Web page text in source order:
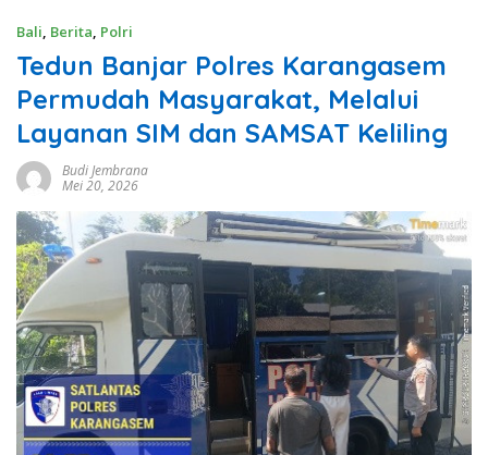
Bali, Berita, Polri
Tedun Banjar Polres Karangasem
Permudah Masyarakat, Melalui
Layanan SIM dan SAMSAT Keliling
Budi Jembrana
Mei 20, 2026